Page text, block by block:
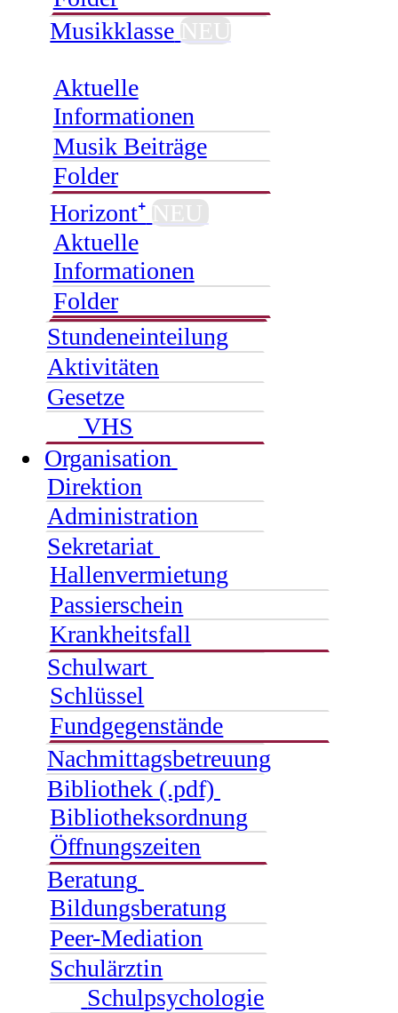
Musikklasse NEU
Aktuelle
Informationen
Musik Beiträge
Folder
Horizont⁺ NEU
Aktuelle
Informationen
Folder
Stundeneinteilung
Aktivitäten
Gesetze
VHS
Organisation
Direktion
Administration
Sekretariat
Hallenvermietung
Passierschein
Krankheitsfall
Schulwart
Schlüssel
Fundgegenstände
Nachmittagsbetreuung
Bibliothek (.pdf)
Bibliotheksordnung
Öffnungszeiten
Beratung
Bildungsberatung
Peer-Mediation
Schulärztin
Schulpsychologie